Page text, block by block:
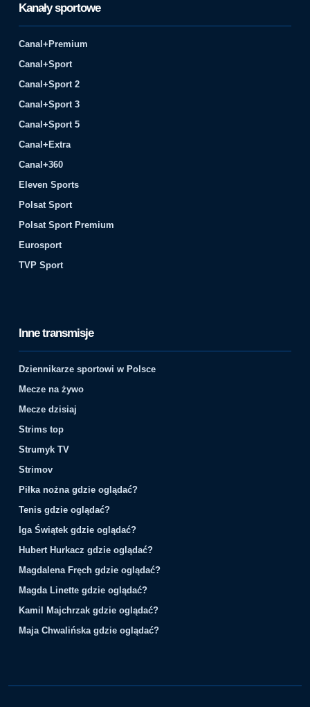
Kanały sportowe
Canal+Premium
Canal+Sport
Canal+Sport 2
Canal+Sport 3
Canal+Sport 5
Canal+Extra
Canal+360
Eleven Sports
Polsat Sport
Polsat Sport Premium
Eurosport
TVP Sport
Inne transmisje
Dziennikarze sportowi w Polsce
Mecze na żywo
Mecze dzisiaj
Strims top
Strumyk TV
Strimov
Piłka nożna gdzie oglądać?
Tenis gdzie oglądać?
Iga Świątek gdzie oglądać?
Hubert Hurkacz gdzie oglądać?
Magdalena Fręch gdzie oglądać?
Magda Linette gdzie oglądać?
Kamil Majchrzak gdzie oglądać?
Maja Chwalińska gdzie oglądać?